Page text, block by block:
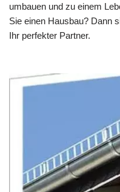
umbauen und zu einem
Sie einen Hausbau? Dann
Ihr perfekter Partner.